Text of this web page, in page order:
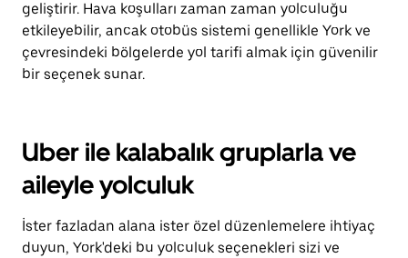
geliştirir. Hava koşulları zaman zaman yolculuğu
etkileyebilir, ancak otobüs sistemi genellikle York ve
çevresindeki bölgelerde yol tarifi almak için güvenilir
bir seçenek sunar.
Uber ile kalabalık gruplarla ve
aileyle yolculuk
İster fazladan alana ister özel düzenlemelere ihtiyaç
duyun, York'deki bu yolculuk seçenekleri sizi ve